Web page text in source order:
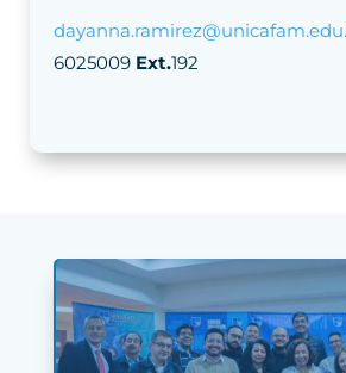
6025009 Ext.192